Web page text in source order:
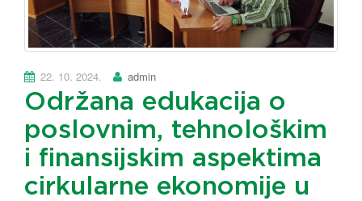
22. 10. 2024. admin
Održana edukacija o
poslovnim, tehnološkim
i finansijskim aspektima
cirkularne ekonomije u